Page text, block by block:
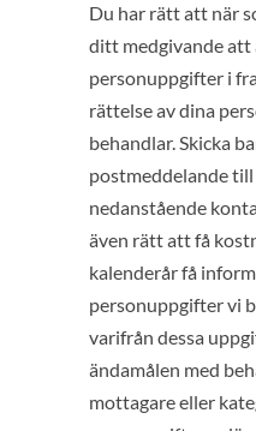
Du har rätt att när
ditt medgivande att
personuppgifter i
rättelse av dina
behandlar. Skicka
postmeddelande
nedanstående
även rätt att få
kalenderår få
personuppgifter vi
varifrån dessa
ändamålen med
mottagare eller